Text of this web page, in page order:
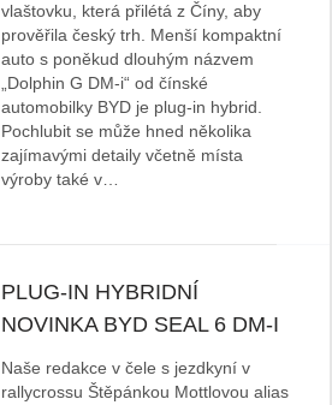
vlaštovku, která přilétá z Číny, aby
prověřila český trh. Menší kompaktní
auto s poněkud dlouhým názvem
„Dolphin G DM-i“ od čínské
automobilky BYD je plug-in hybrid.
Pochlubit se může hned několika
zajímavými detaily včetně místa
výroby také v…
PLUG-IN HYBRIDNÍ
NOVINKA BYD SEAL 6 DM-I
Naše redakce v čele s jezdkyní v
rallycrossu Štěpánkou Mottlovou alias